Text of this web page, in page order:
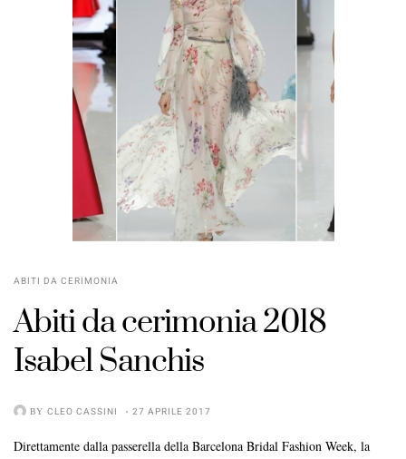
ABITI DA CERIMONIA
Abiti da cerimonia 2018
Isabel Sanchis
BY CLEO CASSINI 27 APRILE 2017
Direttamente dalla passerella della Barcelona Bridal Fashion Week, la